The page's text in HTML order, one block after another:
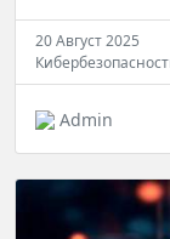
20 Август 2025
Admin